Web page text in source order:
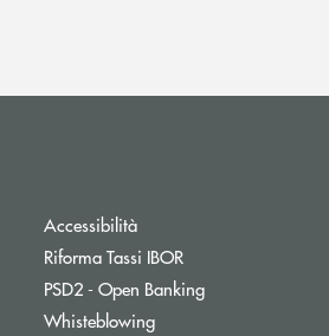
Accessibilità
Riforma Tassi IBOR
PSD2 - Open Banking
Whisteblowing